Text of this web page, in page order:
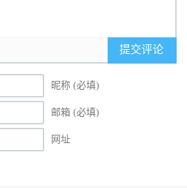
提交评论
昵称 (必填)
邮箱 (必填)
网址